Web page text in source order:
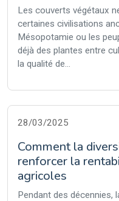
Les couverts végétaux
certaines civilisations
Mésopotamie ou les
déjà des plantes entre
la qualité de...
28/03/2025
Comment la
renforcer la
agricoles
Pendant des décennies,